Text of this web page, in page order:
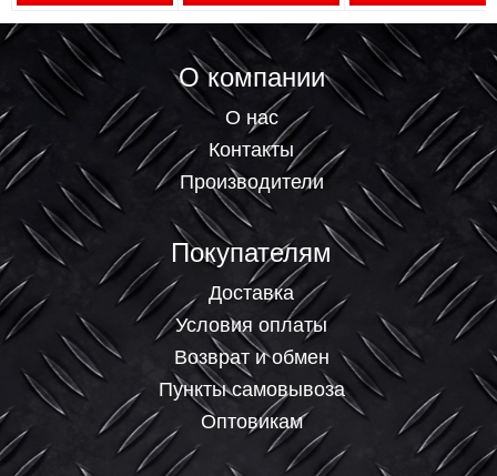
О компании
О нас
Контакты
Производители
Покупателям
Доставка
Условия оплаты
Возврат и обмен
Пункты самовывоза
Оптовикам